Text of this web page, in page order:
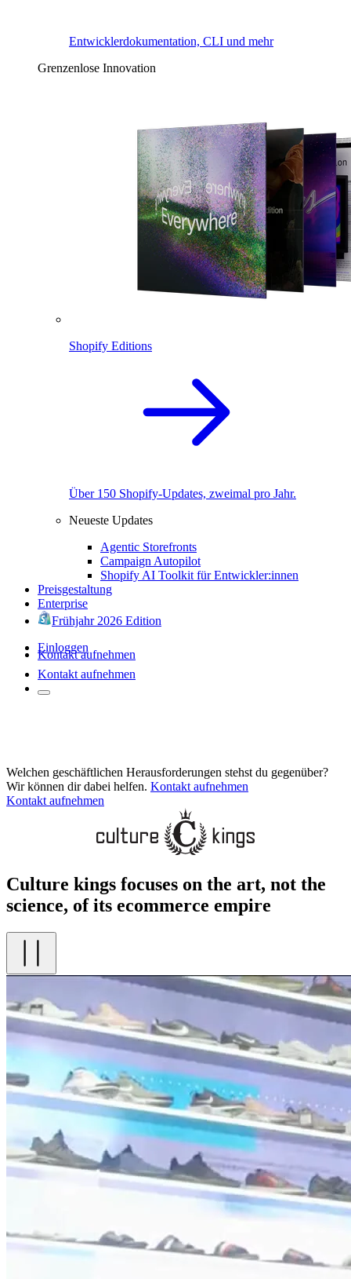
Entwicklerdokumentation, CLI und mehr
Grenzenlose Innovation
Shopify Editions
Über 150 Shopify-Updates, zweimal pro Jahr.
Neueste Updates
Agentic Storefronts
Campaign Autopilot
Shopify AI Toolkit für Entwickler:innen
Preisgestaltung
Enterprise
Frühjahr 2026 Edition
Einloggen
Kontakt aufnehmen
Kontakt aufnehmen
Welchen geschäftlichen Herausforderungen stehst du gegenüber?
Wir können dir dabei helfen. Kontakt aufnehmen
Kontakt aufnehmen
Culture kings focuses on the art, not the
science, of its ecommerce empire